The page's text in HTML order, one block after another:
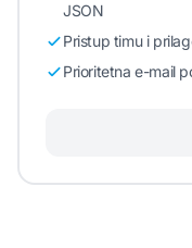
JSON
Pristup timu i
Prioritetna e-mail